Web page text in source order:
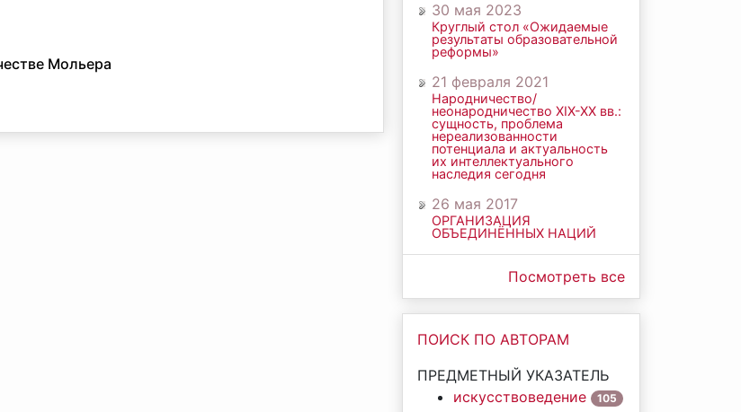
Мольера
30 мая 2023
Круглый стол «Ожидаемые
результаты образовательной
реформы»
21 февраля 2021
Народничество/
неонародничество ХIХ-ХХ вв.:
сущность, проблема
нереализованности
потенциала и актуальность
их интеллектуального
наследия сегодня
26 мая 2017
ОРГАНИЗАЦИЯ
ОБЪЕДИНЁННЫХ НАЦИЙ
Посмотреть все
ПОИСК ПО АВТОРАМ
ПРЕДМЕТНЫЙ УКАЗАТЕЛЬ
искусствоведение
105